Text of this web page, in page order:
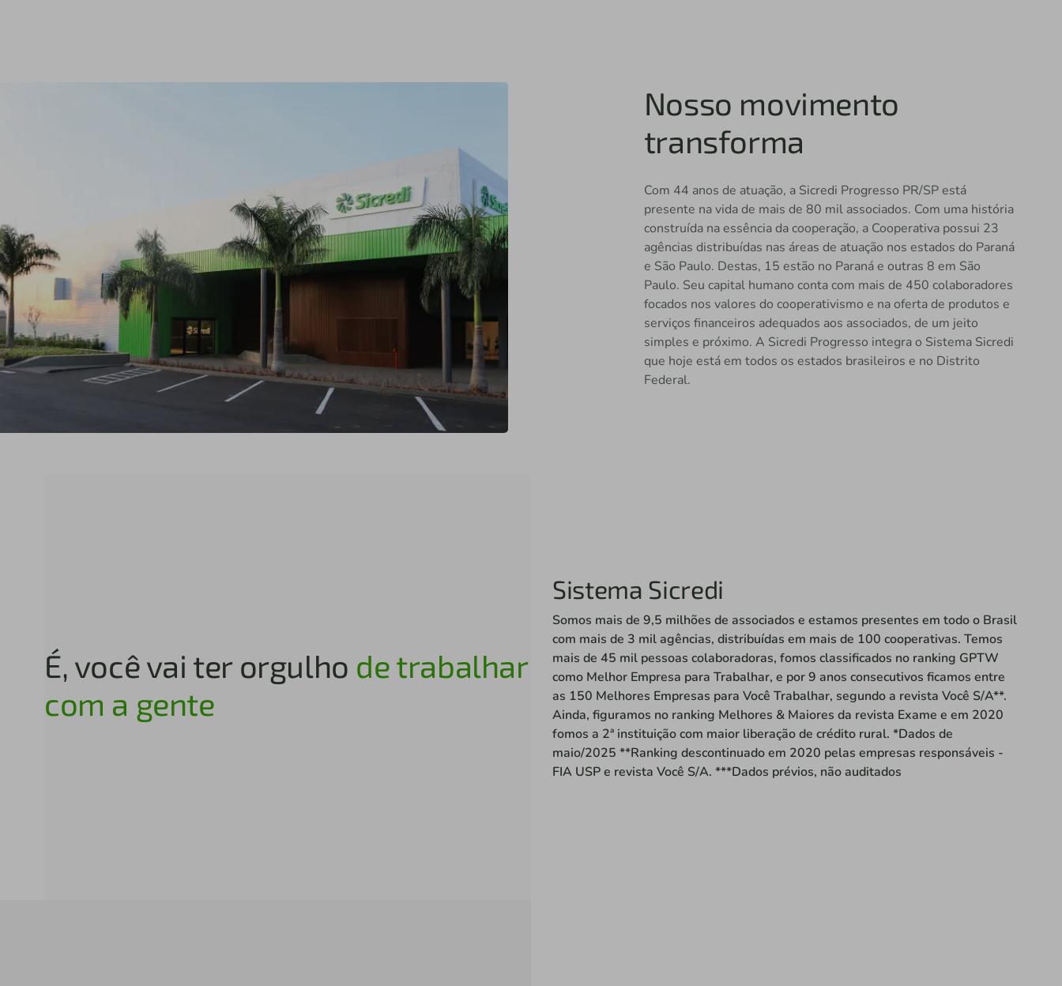
Nosso movimento
transforma
Com 44 anos de atuação, a Sicredi Progresso PR/SP está
presente na vida de mais de 80 mil associados. Com uma história
construída na essência da cooperação, a Cooperativa possui 23
agências distribuídas nas áreas de atuação nos estados do Paraná
e São Paulo. Destas, 15 estão no Paraná e outras 8 em São
Paulo. Seu capital humano conta com mais de 450 colaboradores
focados nos valores do cooperativismo e na oferta de produtos e
serviços financeiros adequados aos associados, de um jeito
simples e próximo. A Sicredi Progresso integra o Sistema Sicredi
que hoje está em todos os estados brasileiros e no Distrito
Federal.
É, você vai ter orgulho de trabalhar
com a gente
Sistema Sicredi
Somos mais de 9,5 milhões de associados e estamos presentes em todo o Brasil
com mais de 3 mil agências, distribuídas em mais de 100 cooperativas. Temos
mais de 45 mil pessoas colaboradoras, fomos classificados no ranking GPTW
como Melhor Empresa para Trabalhar, e por 9 anos consecutivos ficamos entre
as 150 Melhores Empresas para Você Trabalhar, segundo a revista Você S/A**.
Ainda, figuramos no ranking Melhores & Maiores da revista Exame e em 2020
fomos a 2ª instituição com maior liberação de crédito rural. *Dados de
maio/2025 **Ranking descontinuado em 2020 pelas empresas responsáveis -
FIA USP e revista Você S/A. ***Dados prévios, não auditados